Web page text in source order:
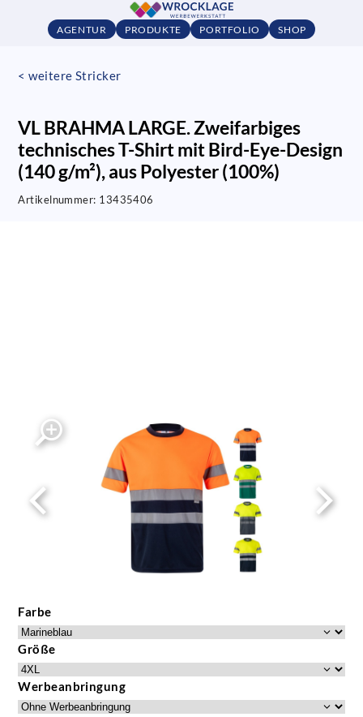
AGENTUR PRODUKTE PORTFOLIO SHOP
< weitere Stricker
VL BRAHMA LARGE. Zweifarbiges
technisches T-Shirt mit Bird-Eye-Design
(140 g/m²), aus Polyester (100%)
Artikelnummer: 13435406
Farbe
Größe
Werbeanbringung